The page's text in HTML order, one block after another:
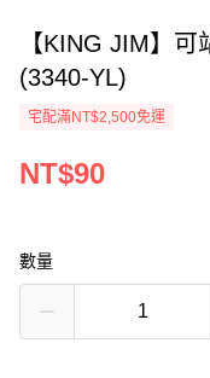
【KING JIM】
(3340-YL)
宅配滿NT$2,500免運
NT$90
數量